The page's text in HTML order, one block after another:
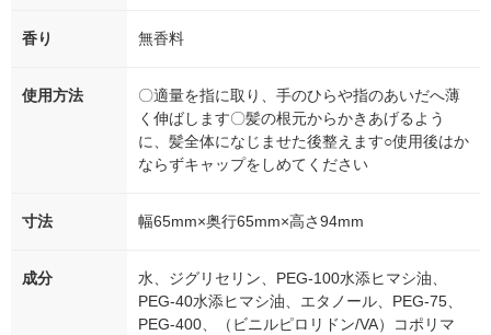
香り 無香料
使用方法
〇適量を指に取り、手のひらや指のあいだへ薄
く伸ばします〇髪の根元からかきあげるよう
に、髪全体になじませた後整えます○使用後はか
ならずキャップをしめてください
寸法 幅65mm×奥行65mm×高さ94mm
成分
水、ジグリセリン、PEG-100水添ヒマシ油、
PEG-40水添ヒマシ油、エタノール、PEG-75、
PEG-400、（ビニルピロリドン/VA）コポリマ